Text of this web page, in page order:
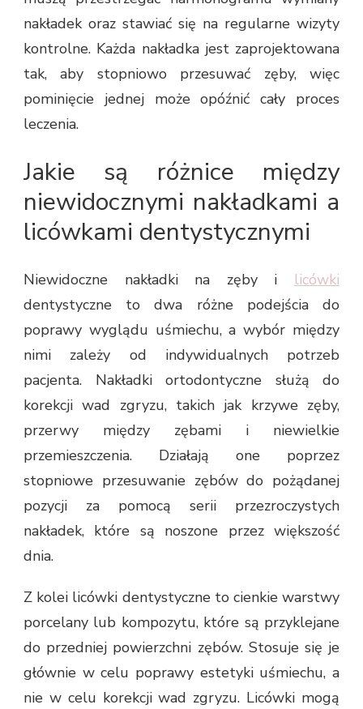
nakładek oraz stawiać się na regularne wizyty
kontrolne. Każda nakładka jest zaprojektowana
tak, aby stopniowo przesuwać zęby, więc
pominięcie jednej może opóźnić cały proces
leczenia.
Jakie są różnice między
niewidocznymi nakładkami a
licówkami dentystycznymi
Niewidoczne nakładki na zęby i licówki
dentystyczne to dwa różne podejścia do
poprawy wyglądu uśmiechu, a wybór między
nimi zależy od indywidualnych potrzeb
pacjenta. Nakładki ortodontyczne służą do
korekcji wad zgryzu, takich jak krzywe zęby,
przerwy między zębami i niewielkie
przemieszczenia. Działają one poprzez
stopniowe przesuwanie zębów do pożądanej
pozycji za pomocą serii przezroczystych
nakładek, które są noszone przez większość
dnia.
Z kolei licówki dentystyczne to cienkie warstwy
porcelany lub kompozytu, które są przyklejane
do przedniej powierzchni zębów. Stosuje się je
głównie w celu poprawy estetyki uśmiechu, a
nie w celu korekcji wad zgryzu. Licówki mogą